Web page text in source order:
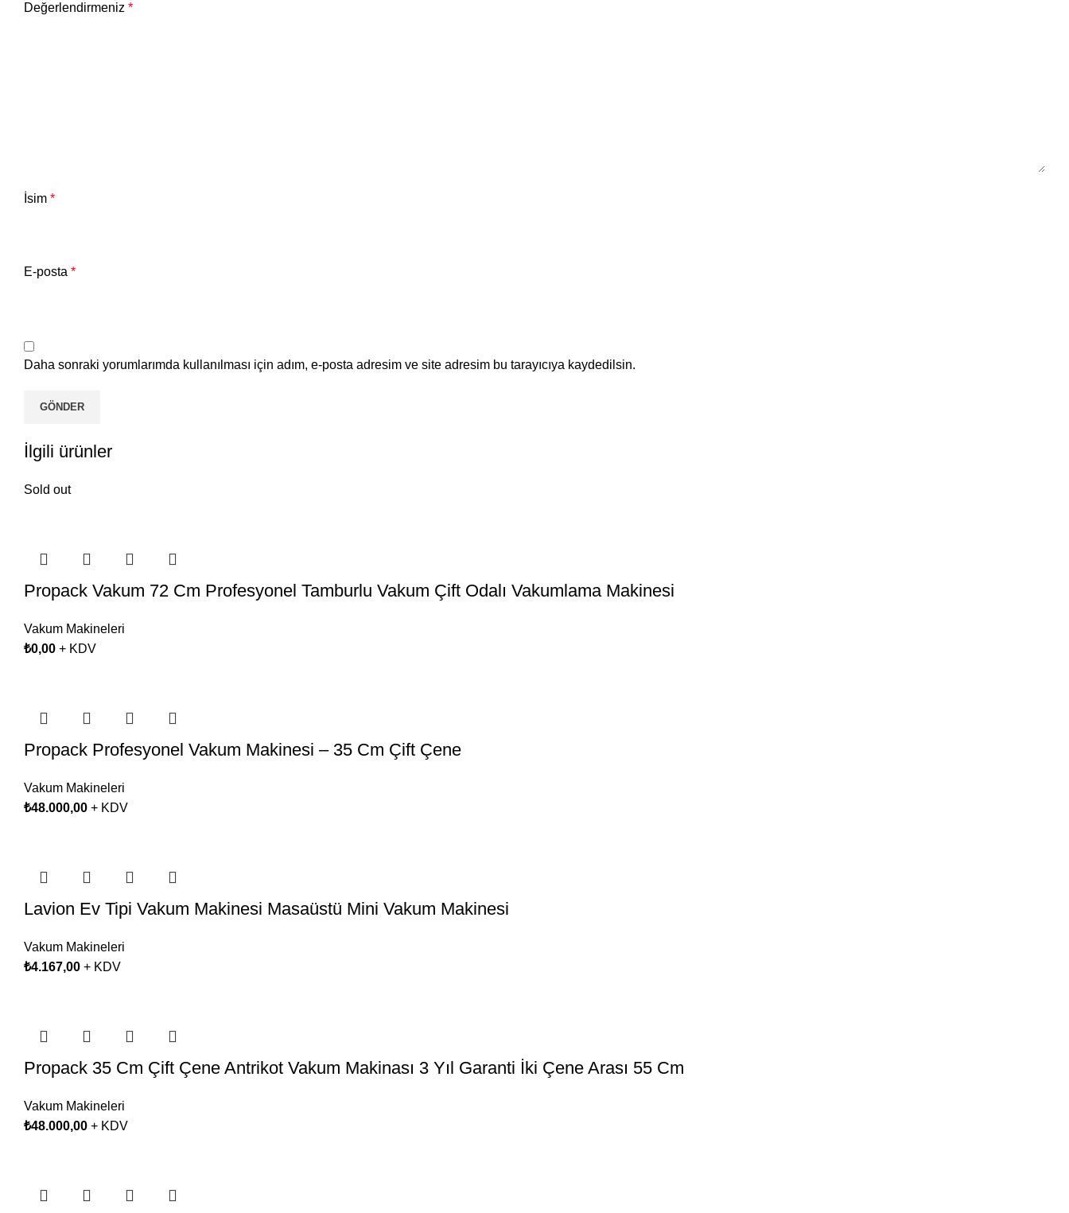
Değerlendirmeniz *
İsim *
E-posta *
Daha sonraki yorumlarımda kullanılması için adım, e-posta adresim ve site adresim bu tarayıcıya kaydedilsin.
İlgili ürünler
Sold out
Propack Vakum 72 Cm Profesyonel Tamburlu Vakum Çift Odalı Vakumlama Makinesi
Vakum Makineleri
₺0,00 + KDV
Propack Profesyonel Vakum Makinesi – 35 Cm Çift Çene
Vakum Makineleri
₺48.000,00 + KDV
Lavion Ev Tipi Vakum Makinesi Masaüstü Mini Vakum Makinesi
Vakum Makineleri
₺4.167,00 + KDV
Propack 35 Cm Çift Çene Antrikot Vakum Makinası 3 Yıl Garanti İki Çene Arası 55 Cm
Vakum Makineleri
₺48.000,00 + KDV